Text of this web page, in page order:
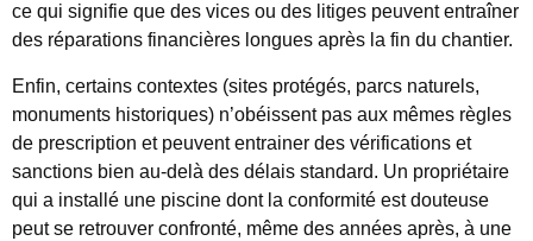
ce qui signifie que des vices ou des litiges peuvent entraîner
des réparations financières longues après la fin du chantier.
Enfin, certains contextes (sites protégés, parcs naturels,
monuments historiques) n’obéissent pas aux mêmes règles
de prescription et peuvent entrainer des vérifications et
sanctions bien au-delà des délais standard. Un propriétaire
qui a installé une piscine dont la conformité est douteuse
peut se retrouver confronté, même des années après, à une